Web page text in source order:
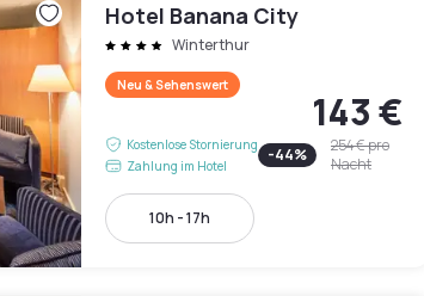
Hotel Banana City
Winterthur
Neu & Sehenswert
Kostenlose Stornierung
Zahlung im Hotel
143 €
-44% 254 €pro
Nacht
10h - 17h